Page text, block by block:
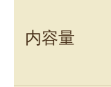
内容量